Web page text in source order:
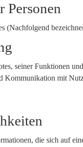
Personen
(Nachfolgend
seiner Funktionen
Kommunikation mit
die sich auf